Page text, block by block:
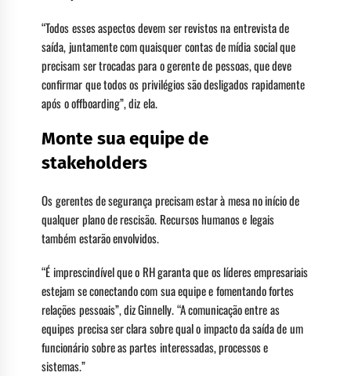
“Todos esses aspectos devem ser revistos na entrevista de
saída, juntamente com quaisquer contas de mídia social que
precisam ser trocadas para o gerente de pessoas, que deve
confirmar que todos os privilégios são desligados rapidamente
após o offboarding”, diz ela.
Monte sua equipe de
stakeholders
Os gerentes de segurança precisam estar à mesa no início de
qualquer plano de rescisão. Recursos humanos e legais
também estarão envolvidos.
“É imprescindível que o RH garanta que os líderes empresariais
estejam se conectando com sua equipe e fomentando fortes
relações pessoais”, diz Ginnelly. “A comunicação entre as
equipes precisa ser clara sobre qual o impacto da saída de um
funcionário sobre as partes interessadas, processos e
sistemas.”